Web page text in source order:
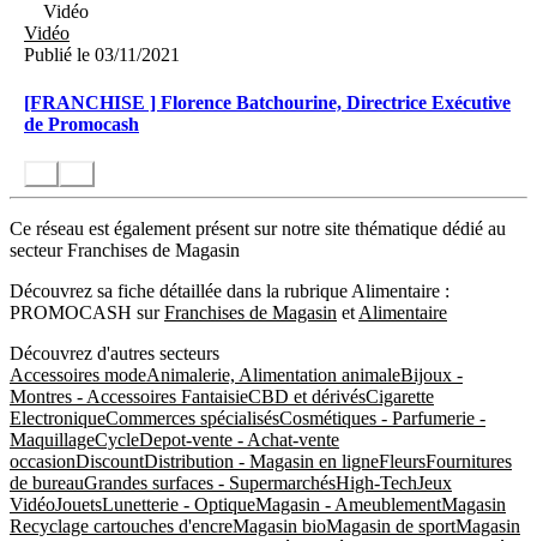
Vidéo
Vidéo
Publié le 03/11/2021
[FRANCHISE ] Florence Batchourine, Directrice Exécutive
de Promocash
Ce réseau est également présent sur notre site thématique dédié au
secteur Franchises de Magasin
Découvrez sa fiche détaillée dans la rubrique Alimentaire :
PROMOCASH surFranchises de Magasin et Alimentaire
Découvrez d'autres secteurs
Accessoires modeAnimalerie, Alimentation animaleBijoux -
Montres - Accessoires FantaisieCBD et dérivésCigarette
ElectroniqueCommerces spécialisésCosmétiques - Parfumerie -
MaquillageCycleDepot-vente - Achat-vente
occasionDiscountDistribution - Magasin en ligneFleursFournitures
de bureauGrandes surfaces - SupermarchésHigh-TechJeux
VidéoJouetsLunetterie - OptiqueMagasin - AmeublementMagasin
Recyclage cartouches d'encreMagasin bioMagasin de sportMagasin